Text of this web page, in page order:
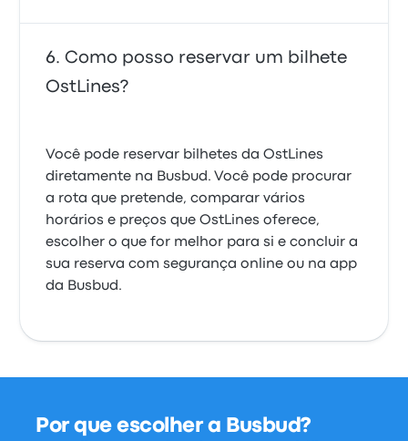
Como posso reservar um bilhete
OstLines?
Você pode reservar bilhetes da OstLines
diretamente na Busbud. Você pode procurar
a rota que pretende, comparar vários
horários e preços que OstLines oferece,
escolher o que for melhor para si e concluir a
sua reserva com segurança online ou na app
da Busbud.
Por que escolher a Busbud?